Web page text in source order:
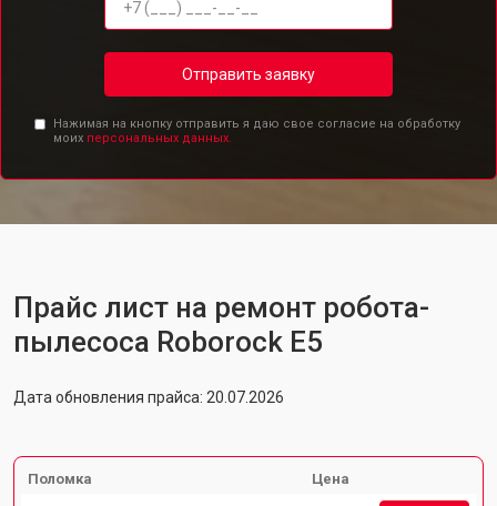
Отправить заявку
Нажимая на кнопку отправить я даю свое согласие на обработку
моих персональных данных.
Прайс лист на ремонт робота-
пылесоса Roborock E5
Дата обновления прайса: 20.07.2026
Поломка Цена